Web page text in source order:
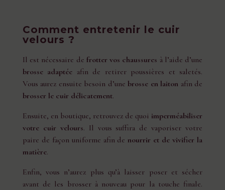
Comment entretenir le cuir
velours ?
Il est nécessaire de frotter vos chaussures à l’aide d’une
brosse adaptée afin de retirer poussières et saletés.
Vous aurez ensuite besoin d’une brosse en laiton afin de
brosser le cuir délicatement.
Ensuite, en boutique, retrouvez de quoi imperméabiliser
votre cuir velours. Il vous suffira de vaporiser votre
paire de façon uniforme afin de nourrir et de vivifier la
matière.
Enfin, vous n’aurez plus qu’à laisser poser et sécher
avant de les brosser à nouveau pour la touche finale.